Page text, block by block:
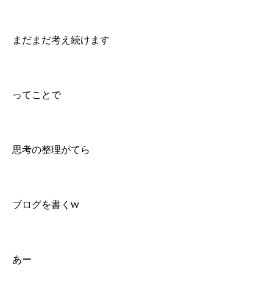
まだまだ考え続けます
ってことで
思考の整理がてら
ブログを書くw
あー